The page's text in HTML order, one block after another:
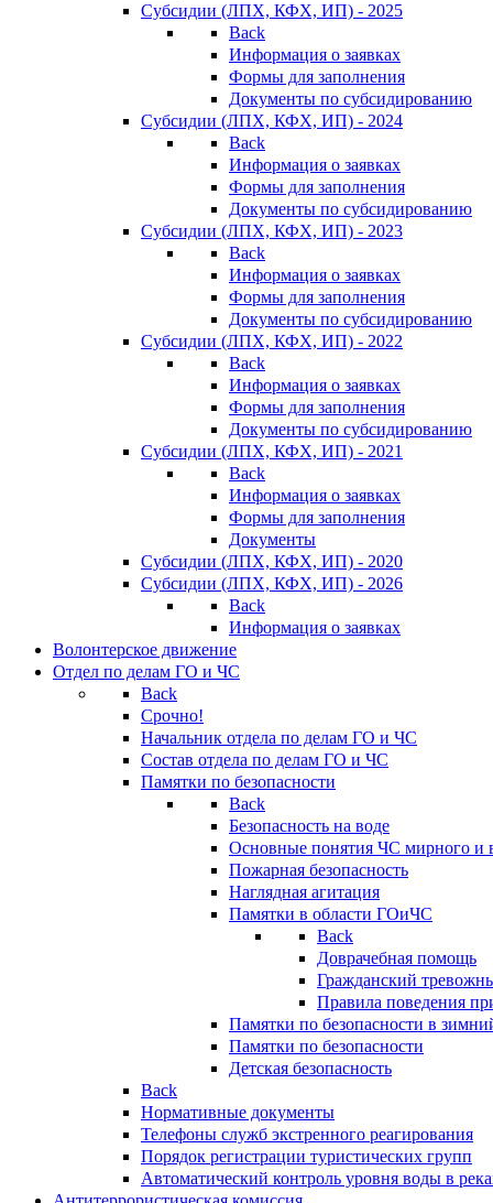
Субсидии (ЛПХ, КФХ, ИП) - 2025
Back
Информация о заявках
Формы для заполнения
Документы по субсидированию
Субсидии (ЛПХ, КФХ, ИП) - 2024
Back
Информация о заявках
Формы для заполнения
Документы по субсидированию
Субсидии (ЛПХ, КФХ, ИП) - 2023
Back
Информация о заявках
Формы для заполнения
Документы по субсидированию
Субсидии (ЛПХ, КФХ, ИП) - 2022
Back
Информация о заявках
Формы для заполнения
Документы по субсидированию
Субсидии (ЛПХ, КФХ, ИП) - 2021
Back
Информация о заявках
Формы для заполнения
Документы
Субсидии (ЛПХ, КФХ, ИП) - 2020
Субсидии (ЛПХ, КФХ, ИП) - 2026
Back
Информация о заявках
Волонтерское движение
Отдел по делам ГО и ЧС
Back
Срочно!
Начальник отдела по делам ГО и ЧС
Состав отдела по делам ГО и ЧС
Памятки по безопасности
Back
Безопасность на воде
Основные понятия ЧС мирного и
Пожарная безопасность
Наглядная агитация
Памятки в области ГОиЧС
Back
Доврачебная помощь
Гражданский
Правила поведения
Памятки по безопасности в
Памятки по безопасности
Детская безопасность
Back
Нормативные документы
Телефоны служб экстренного реагирования
Порядок регистрации туристических групп
Автоматический контроль уровня воды в